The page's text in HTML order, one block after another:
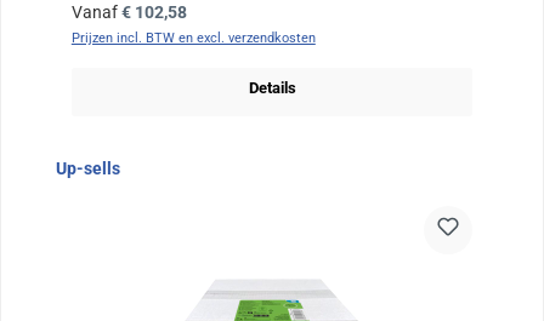
Normale prijs:
Vanaf€ 102,58
Prijzen incl. BTW en excl. verzendkosten
Details
Sla de afbeeldingengalerij over
Up-sells